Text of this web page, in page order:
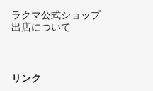
ラクマ公式ショップ
出店について
リンク